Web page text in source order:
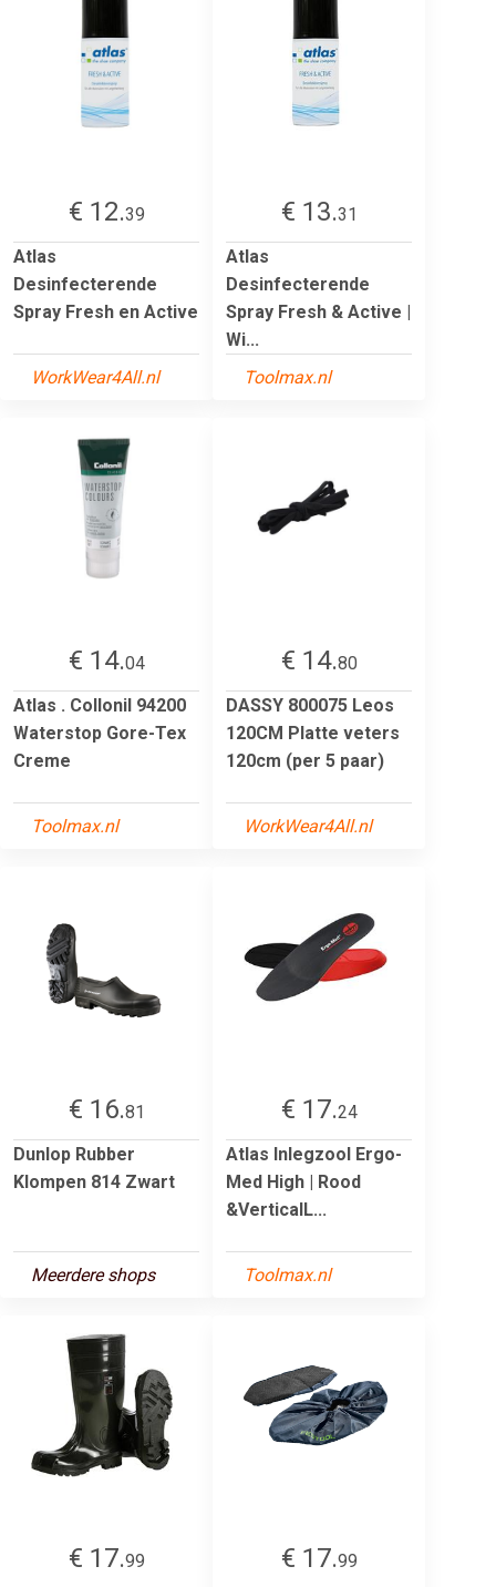
€ 12.39
Atlas
Desinfecterende
Spray Fresh en Active
WorkWear4All.nl
€ 13.31
Atlas
Desinfecterende
Spray Fresh & Active |
Wi...
Toolmax.nl
€ 14.04
Atlas . Collonil 94200
Waterstop Gore-Tex
Creme
Toolmax.nl
€ 14.80
DASSY 800075 Leos
120CM Platte veters
120cm (per 5 paar)
WorkWear4All.nl
€ 16.81
Dunlop Rubber
Klompen 814 Zwart
Meerdere shops
€ 17.24
Atlas Inlegzool Ergo-
Med High | Rood
&VerticalL...
Toolmax.nl
€ 17.99 € 17.99